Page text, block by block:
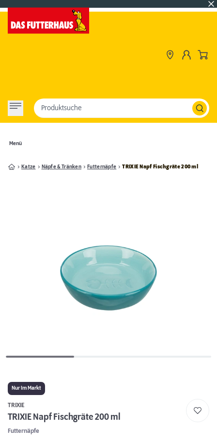
Menü
Produktsuche
Katze Näpfe & Tränken Futternäpfe TRIXIE Napf Fischgräte 200 ml
Nur Im Markt
TRIXIE
TRIXIE Napf Fischgräte 200 ml
Futternäpfe